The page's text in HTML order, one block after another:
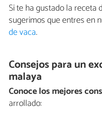
Si te ha gustado la receta
sugerimos que entres en
de vaca.
Consejos para un
malaya
Conoce los mejores
arrollado: